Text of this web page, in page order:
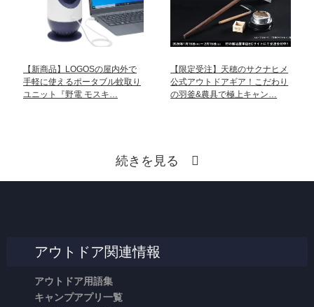
【新商品】LOGOSの屋内外で
手軽に使えるポータブル蚊取り
ユニット『野電 モスキ…
【限定受注】天穂のサクナヒメ
公式アウトドアギア！こだわり
の羽釜&農具で極上キャン…
続きを見る
アウトドア関連情報
アウトドア用語集
キャンプアプリ一覧